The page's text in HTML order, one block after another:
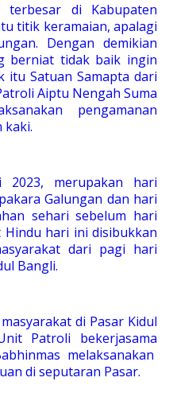
terbesar di Kabupaten
titik keramaian, apalagi
Dengan demikian
berniat tidak baik ingin
itu Satuan Samapta dari
Aiptu Nengah Suma
pengamanan
kaki.
merupakan hari
Galungan dan hari
sehari sebelum hari
hari ini disibukkan
dari pagi hari
Bangli.
di Pasar Kidul
Patroli bekerjasama
melaksanakan
di seputaran Pasar.